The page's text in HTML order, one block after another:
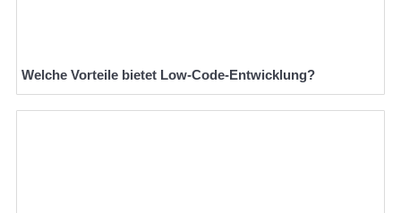
Welche Vorteile bietet Low-Code-Entwicklung?